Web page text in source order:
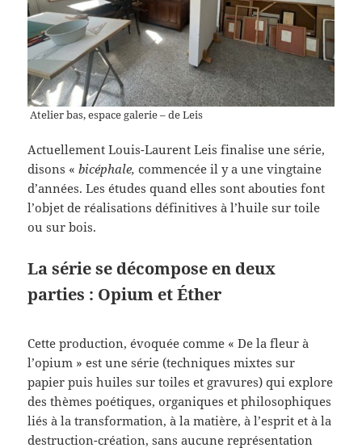
Atelier bas, espace galerie – de Leis
Actuellement Louis-Laurent Leis finalise une série,
disons «bicéphale, commencée il y a une vingtaine
d’années. Les études quand elles sont abouties font
l’objet de réalisations définitives à l’huile sur toile
ou sur bois.
La série se décompose en deux
parties : Opium et Éther
Cette production, évoquée comme « De la fleur à
l’opium » est une série (techniques mixtes sur
papier puis huiles sur toiles et gravures) qui explore
des thèmes poétiques, organiques et philosophiques
liés à la transformation, à la matière, à l’esprit et à la
destruction-création, sans aucune représentation